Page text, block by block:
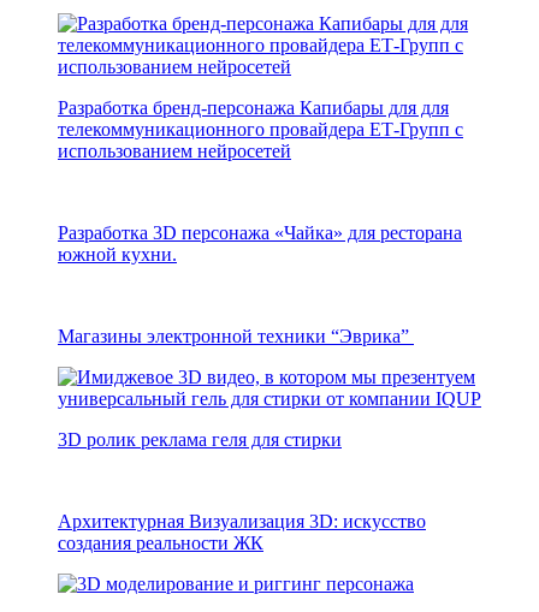
Разработка бренд-персонажа Капибары для для
телекоммуникационного провайдера ЕТ-Групп с
использованием нейросетей
Разработка 3D персонажа «Чайка» для ресторана
южной кухни.
Магазины электронной техники “Эврика”
3D ролик реклама геля для стирки
Архитектурная Визуализация 3D: искусство
создания реальности ЖК